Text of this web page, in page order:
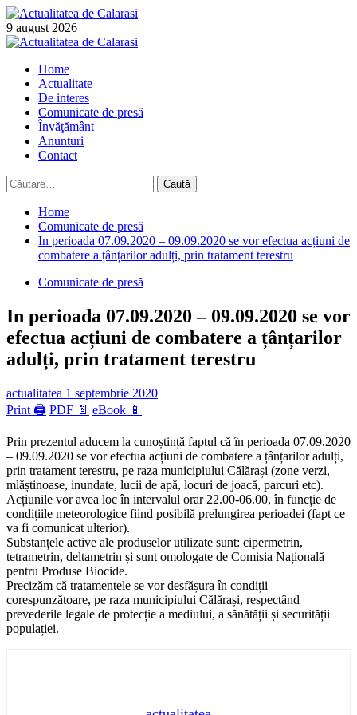
Skip
to
content
9 august 2026
Primary
Home
Actualitate
De interes
Comunicate de presă
Învăţământ
Anunturi
Contact
Caută
după:
Home
Comunicate de presă
In perioada 07.09.2020 – 09.09.2020 se vor efectua acțiuni de
combatere a țânțarilor adulți, prin tratament terestru
Comunicate de presă
In perioada 07.09.2020 – 09.09.2020 se vor
efectua acțiuni de combatere a țânțarilor
adulți, prin tratament terestru
actualitatea 1 septembrie 2020
Print 🖨 PDF 📄 eBook 📱
Prin prezentul aducem la cunoștință faptul că în perioada 07.09.2020
– 09.09.2020 se vor efectua acțiuni de combatere a țânțarilor adulți,
prin tratament terestru, pe raza municipiului Călărași (zone verzi,
mlăștinoase, inundate, lucii de apă, locuri de joacă, parcuri etc).
Acțiunile vor avea loc în intervalul orar 22.00-06.00, în funcție de
condițiile meteorologice fiind posibilă prelungirea perioadei (fapt ce
va fi comunicat ulterior).
Substanțele active ale produselor utilizate sunt: cipermetrin,
tetrametrin, deltametrin și sunt omologate de Comisia Națională
pentru Produse Biocide.
Precizăm că tratamentele se vor desfășura în condiții
corespunzătoare, pe raza municipiului Călărași, respectând
prevederile legale de protecție a mediului, a sănătății și securității
populației.